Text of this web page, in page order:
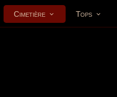
Cimetière Tops